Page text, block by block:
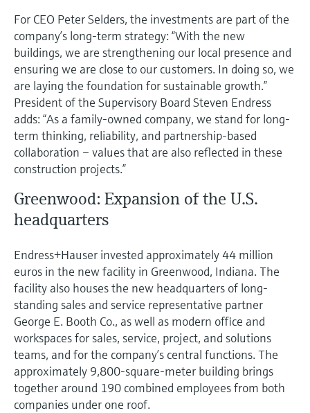
For CEO Peter Selders, the investments are part of the
company’s long-term strategy: “With the new
buildings, we are strengthening our local presence and
ensuring we are close to our customers. In doing so, we
are laying the foundation for sustainable growth.”
President of the Supervisory Board Steven Endress
adds: “As a family-owned company, we stand for long-
term thinking, reliability, and partnership-based
collaboration – values that are also reflected in these
construction projects.”
Greenwood: Expansion of the U.S.
headquarters
Endress+Hauser invested approximately 44 million
euros in the new facility in Greenwood, Indiana. The
facility also houses the new headquarters of long-
standing sales and service representative partner
George E. Booth Co., as well as modern office and
workspaces for sales, service, project, and solutions
teams, and for the company’s central functions. The
approximately 9,800-square-meter building brings
together around 190 combined employees from both
companies under one roof.